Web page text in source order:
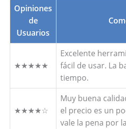
Opiniones
de
Usuarios
★★★★★
Excelente
fácil de usar. La
tiempo.
★★★★☆
Muy buena
el precio es un
vale la pena por